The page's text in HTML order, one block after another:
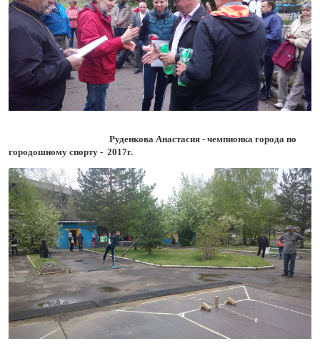
Руденкова Анастасия - чемпионка города по
городошному спорту - 2017г.